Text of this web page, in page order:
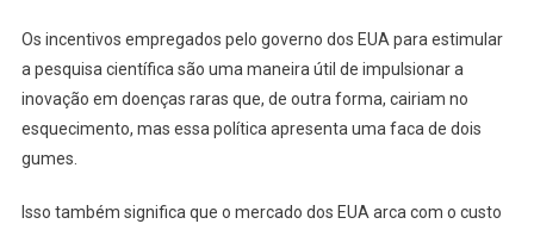
Os incentivos empregados pelo governo dos EUA para estimular
a pesquisa científica são uma maneira útil de impulsionar a
inovação em doenças raras que, de outra forma, cairiam no
esquecimento, mas essa política apresenta uma faca de dois
gumes.
Isso também significa que o mercado dos EUA arca com o custo